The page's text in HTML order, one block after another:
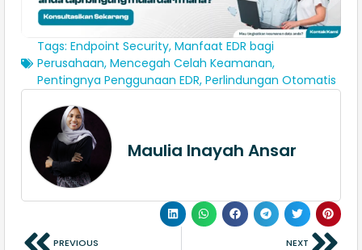
Tags: Endpoint Security, Manfaat EDR bagi
Perusahaan, Mencegah Celah Keamanan,
Pentingnya Penggunaan EDR, Perlindungan Otomatis
Maulia Inayah Ansar
PREVIOUS NEXT